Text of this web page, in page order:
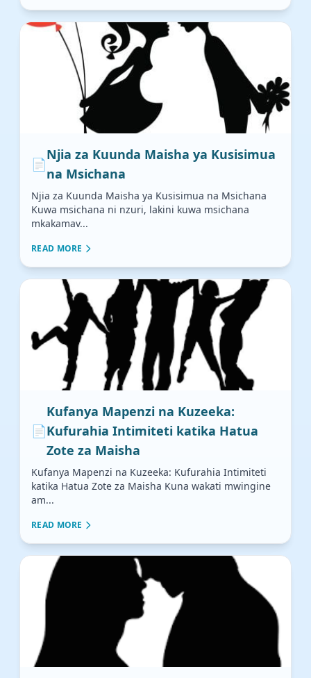
📄
Njia za Kuunda Maisha ya Kusisimua
na Msichana
Njia za Kuunda Maisha ya Kusisimua na Msichana
Kuwa msichana ni nzuri, lakini kuwa msichana
mkakamav...
READ MORE
📄
Kufanya Mapenzi na Kuzeeka:
Kufurahia Intimiteti katika Hatua
Zote za Maisha
Kufanya Mapenzi na Kuzeeka: Kufurahia Intimiteti
katika Hatua Zote za Maisha Kuna wakati mwingine
am...
READ MORE